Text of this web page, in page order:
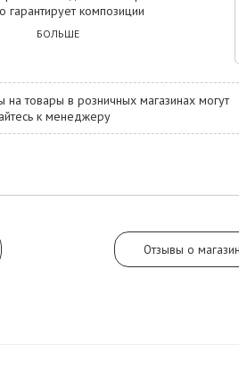
гарантирует композиции
Над композицией итальянской
до тайного смысла картины,
только предстоит познать. В
акценты древесины, айвы,
БОЛЬШЕ
товары в розничных магазинах могут
к менеджеру
Отзывы о